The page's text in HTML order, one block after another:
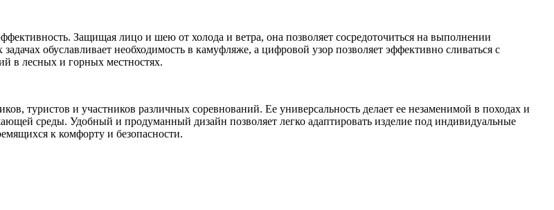
Защищая лицо и шею от холода и ветра, она позволяет сосредоточиться на выполнении
обуславливает необходимость в камуфляже, а цифровой узор позволяет эффективно сливаться с
в лесных и горных местностях.
туристов и участников различных соревнований. Ее универсальность делает ее незаменимой в походах и
среды. Удобный и продуманный дизайн позволяет легко адаптировать изделие под индивидуальные
к комфорту и безопасности.